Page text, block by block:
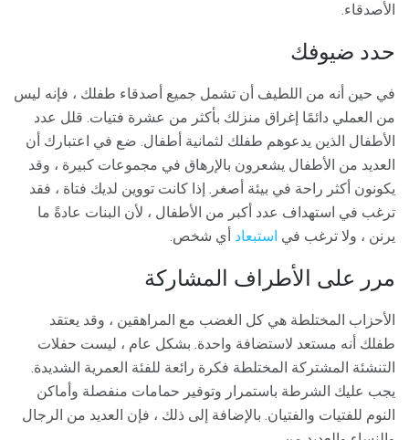
الأصدقاء.
حدد ضيوفك
في حين أنه من اللطيف أن تشمل جميع أصدقاء طفلك ، فإنه ليس
من العملي دائمًا إغراق منزلك بأكثر من عشرة فتيات. قلل عدد
الأطفال الذين يدعوهم طفلك لثمانية أطفال. ضع في اعتبارك أن
العديد من الأطفال يشعرون بالإرهاق في مجموعات كبيرة ، وقد
يكونون أكثر راحة في بيئة أصغر. إذا كانت تووين لديك فتاة ، فقد
ترغب في استهداف عدد أكبر من الأطفال ، لأن البنات عادةً ما
يرنن ، ولا ترغب في استبعاد أي شخص.
مرر على الأطراف المشاركة
الأحزاب المختلطة هي كل الغضب مع المراهقين ، وقد يعتقد
طفلك أنه مستعد لاستضافة واحدة. بشكل عام ، ليست حفلات
التنشئة المشتركة المختلطة فكرة رائعة للفئة العمرية الشديدة.
يجب عليك الشرطة باستمرار وتوفير حمامات منفصلة وأماكن
النوم للفتيات والفتيان. بالإضافة إلى ذلك ، فإن العديد من الرجال